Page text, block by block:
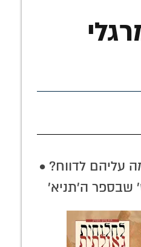
עליהם לדווח? •
שבספר ה'תניא'
הנודע מסביר 'איך